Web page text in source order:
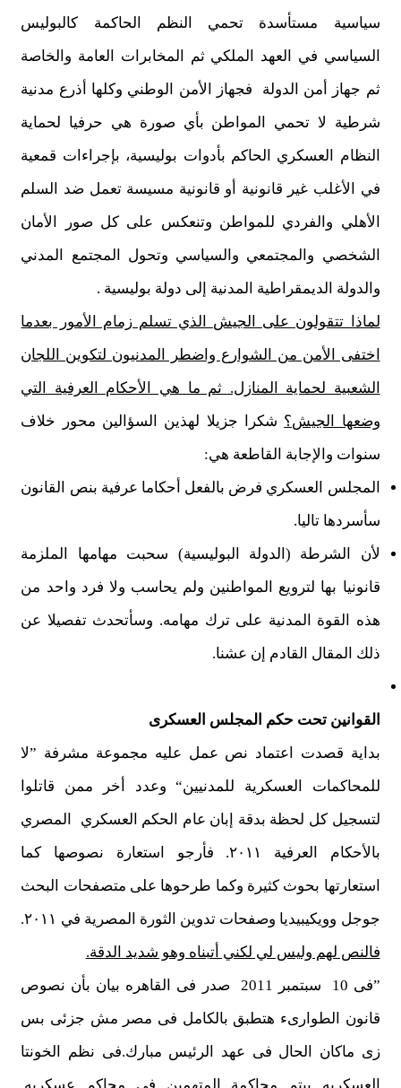
سياسية مستأسدة تحمي النظم الحاكمة كالبوليس
السياسي في العهد الملكي ثم المخابرات العامة والخاصة
ثم جهاز أمن الدولة فجهاز الأمن الوطني وكلها أذرع مدنية
شرطية لا تحمي المواطن بأي صورة هي حرفيا لحماية
النظام العسكري الحاكم بأدوات بوليسية، بإجراءات قمعية
في الأغلب غير قانونية أو قانونية مسيسة تعمل ضد السلم
الأهلي والفردي للمواطن وتنعكس على كل صور الأمان
الشخصي والمجتمعي والسياسي وتحول المجتمع المدني
والدولة الديمقراطية المدنية إلى دولة بوليسية .
لماذا تتقولون على الجيش الذي تسلم زمام الأمور بعدما
اختفى الأمن من الشوارع واضطر المدنيون لتكوين اللجان
الشعبية لحماية المنازل. ثم ما هي الأحكام العرفية التي
وضعها الجيش؟ شكرا جزيلا لهذين السؤالين محور خلاف
سنوات والإجابة القاطعة هي:
المجلس العسكري فرض بالفعل أحكاما عرفية بنص القانون
سأسردها تاليا.
لأن الشرطة (الدولة البوليسية) سحبت مهامها الملزمة
قانونيا بها لترويع المواطنين ولم يحاسب ولا فرد واحد من
هذه القوة المدنية على ترك مهامه. وسأتحدث تفصيلا عن
ذلك المقال القادم إن عشنا.
القوانين تحت حكم المجلس العسكرى
بداية قصدت اعتماد نص عمل عليه مجموعة مشرفة ”لا
للمحاكمات العسكرية للمدنيين“ وعدد أخر ممن قاتلوا
لتسجيل كل لحظة بدقة إبان عام الحكم العسكري المصري
بالأحكام العرفية ٢٠١١. فأرجو استعارة نصوصها كما
استعارتها بحوث كثيرة وكما طرحوها على متصفحات البحث
جوجل وويكيبيديا وصفحات تدوين الثورة المصرية في ٢٠١١.
فالنص لهم وليس لي لكني أتبناه وهو شديد الدقة.
”فى 10 سبتمبر 2011 صدر فى القاهره بيان بأن نصوص
قانون الطوارىء هتطبق بالكامل فى مصر مش جزئى بس
زى ماكان الحال فى عهد الرئيس مبارك.فى نظم الخونتا